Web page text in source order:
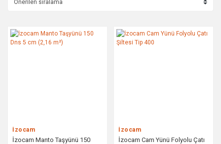
İzocam
İzocam Manto Taşyünü 150
İzocam
İzocam Cam Yünü Folyolu Çatı